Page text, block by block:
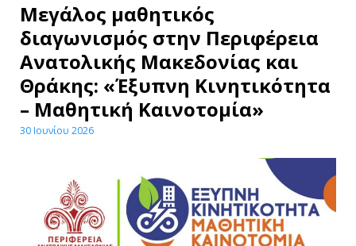
Μεγάλος μαθητικός
διαγωνισμός στην Περιφέρεια
Ανατολικής Μακεδονίας και
Θράκης: «Έξυπνη Κινητικότητα
– Μαθητική Καινοτομία»
30 Ιουνίου 2026